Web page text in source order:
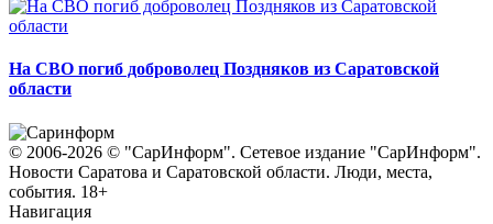
На СВО погиб доброволец Поздняков из Саратовской
области
© 2006-2026 © "СарИнформ". Сетевое издание "СарИнформ".
Новости Саратова и Саратовской области. Люди, места,
события. 18+
Навигация